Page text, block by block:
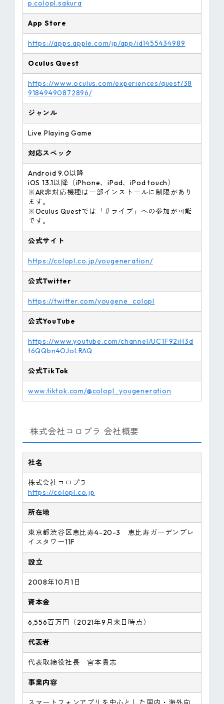
p.colopl.sakura
App Store
https://apps.apple.com/jp/app/id1455434989
Oculus Quest
https://www.oculus.com/experiences/quest/38
91849490872896/
ジャンル
Live Playing Game
対応スペック
Android 9.0以降
iOS 13.1以降（iPhone、iPad、iPod touch）
※AR非対応機種は一部インストールに制限があり
ます。
※Oculus Questでは「＃ライブ」への参加が可能
です。
公式サイト
https://colopl.co.jp/yougeneration/
公式Twitter
https://twitter.com/yougene_colopl
公式YouTube
https://www.youtube.com/channel/UC1F92iH3d
t6QQbn4OJoLRAQ
公式TikTok
www.tiktok.com/@colopl_yougeneration
株式会社コロプラ 会社概要
社名
株式会社コロプラ
https://colopl.co.jp
所在地
東京都渋谷区恵比寿4-20-3 恵比寿ガーデンプレ
イスタワー11F
設立
2008年10月1日
資本金
6,556百万円（2021年9月末日時点）
代表者
代表取締役社長 宮本貴志
事業内容